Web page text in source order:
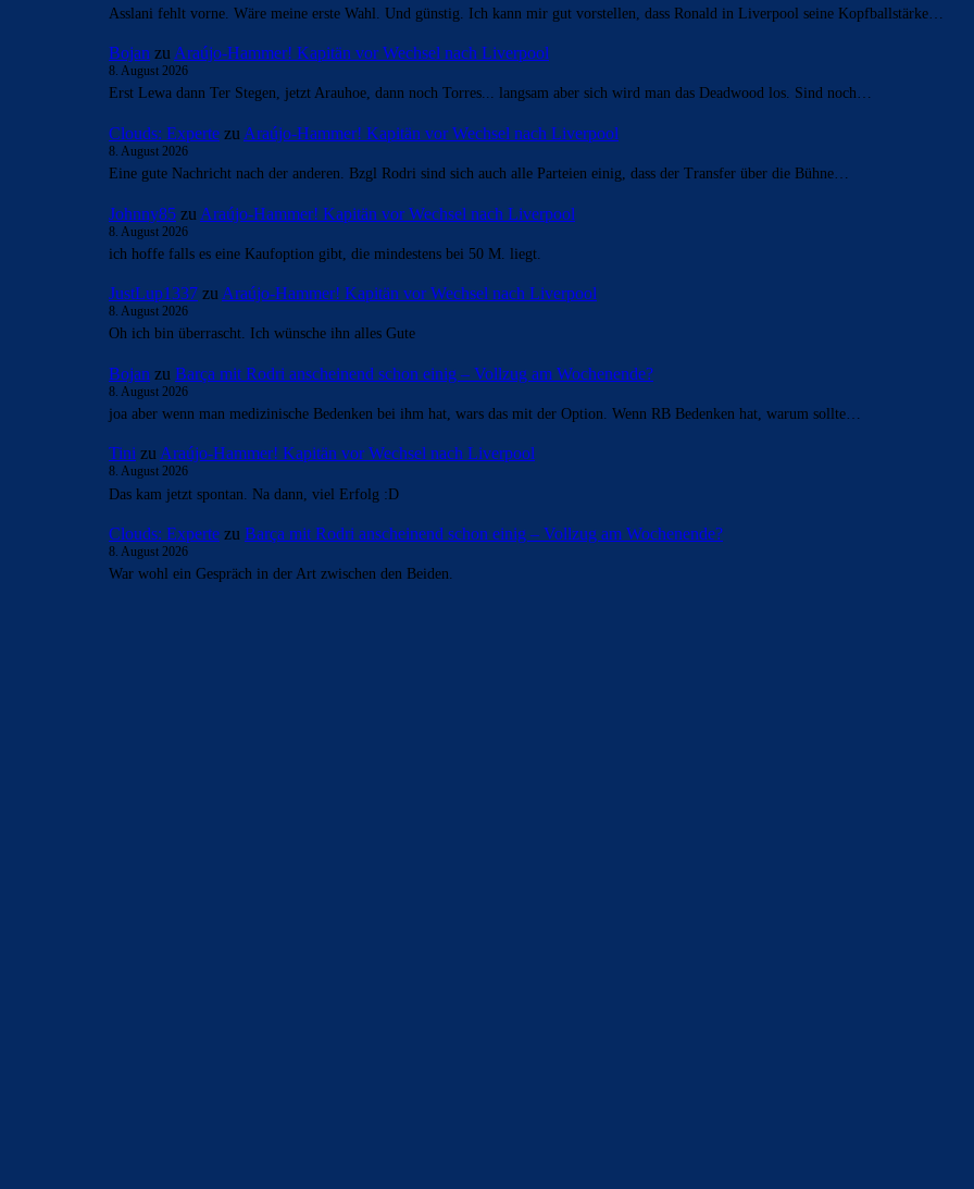
Asslani fehlt vorne. Wäre meine erste Wahl. Und günstig. Ich kann mir gut vorstellen, dass Ronald in Liverpool seine Kopfballstärke…
Bojan zu Araújo-Hammer! Kapitän vor Wechsel nach Liverpool
8. August 2026
Erst Lewa dann Ter Stegen, jetzt Arauhoe, dann noch Torres... langsam aber sich wird man das Deadwood los. Sind noch…
Clouds: Experte zu Araújo-Hammer! Kapitän vor Wechsel nach Liverpool
8. August 2026
Eine gute Nachricht nach der anderen. Bzgl Rodri sind sich auch alle Parteien einig, dass der Transfer über die Bühne…
Johnny85 zu Araújo-Hammer! Kapitän vor Wechsel nach Liverpool
8. August 2026
ich hoffe falls es eine Kaufoption gibt, die mindestens bei 50 M. liegt.
JustLup1337 zu Araújo-Hammer! Kapitän vor Wechsel nach Liverpool
8. August 2026
Oh ich bin überrascht. Ich wünsche ihn alles Gute
Bojan zu Barça mit Rodri anscheinend schon einig – Vollzug am Wochenende?
8. August 2026
joa aber wenn man medizinische Bedenken bei ihm hat, wars das mit der Option. Wenn RB Bedenken hat, warum sollte…
Tini zuAraújo-Hammer! Kapitän vor Wechsel nach Liverpool
8. August 2026
Das kam jetzt spontan. Na dann, viel Erfolg :D
Clouds: Experte zu Barça mit Rodri anscheinend schon einig – Vollzug am Wochenende?
8. August 2026
War wohl ein Gespräch in der Art zwischen den Beiden.